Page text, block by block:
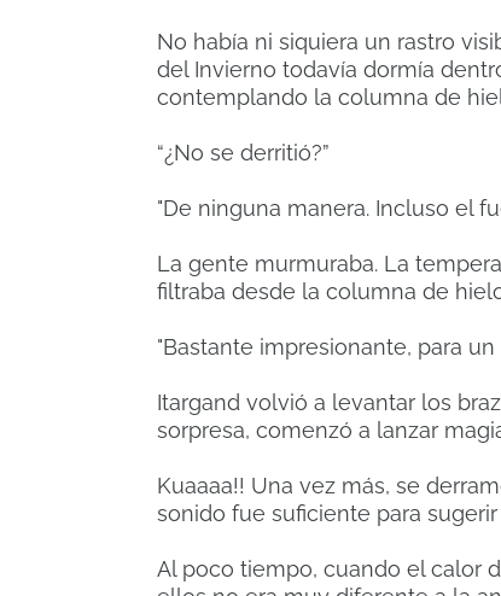
No había ni siquiera un rastro
del Invierno todavía dormía
contemplando la columna de
“¿No se derritió?”
"De ninguna manera. Incluso el
La gente murmuraba. La
filtraba desde la columna de
"Bastante impresionante, para
Itargand volvió a levantar los
sorpresa, comenzó a lanzar
Kuaaaa!! Una vez más, se
sonido fue suficiente para
Al poco tiempo, cuando el calor